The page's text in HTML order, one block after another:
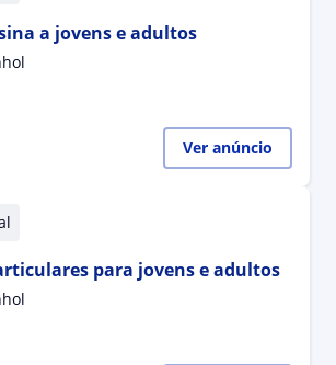
a jovens e adultos
Ver anúncio
para jovens e adultos